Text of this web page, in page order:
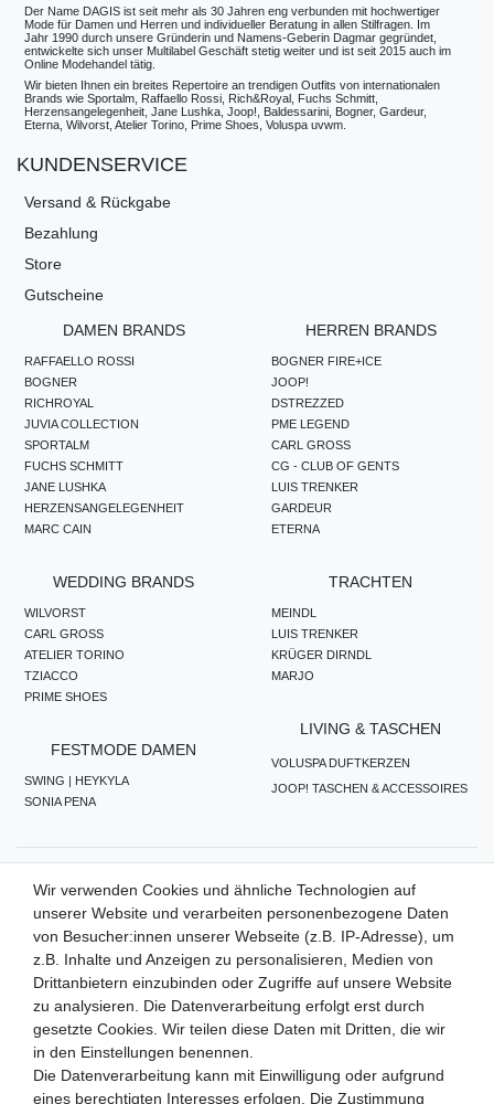
Der Name DAGIS ist seit mehr als 30 Jahren eng verbunden mit hochwertiger
Mode für Damen und Herren und individueller Beratung in allen Stilfragen. Im
Jahr 1990 durch unsere Gründerin und Namens-Geberin Dagmar gegründet,
entwickelte sich unser Multilabel Geschäft stetig weiter und ist seit 2015 auch im
Online Modehandel tätig.
Wir bieten Ihnen ein breites Repertoire an trendigen Outfits von internationalen
Brands wie Sportalm, Raffaello Rossi, Rich&Royal, Fuchs Schmitt,
Herzensangelegenheit, Jane Lushka, Joop!, Baldessarini, Bogner, Gardeur,
Eterna, Wilvorst, Atelier Torino, Prime Shoes, Voluspa uvwm.
KUNDENSERVICE
Versand & Rückgabe
Bezahlung
Store
Gutscheine
DAMEN BRANDS
RAFFAELLO ROSSI
BOGNER
RICHROYAL
JUVIA COLLECTION
SPORTALM
FUCHS SCHMITT
JANE LUSHKA
HERZENSANGELEGENHEIT
MARC CAIN
HERREN BRANDS
BOGNER FIRE+ICE
JOOP!
DSTREZZED
PME LEGEND
CARL GROSS
CG - CLUB OF GENTS
LUIS TRENKER
GARDEUR
ETERNA
WEDDING BRANDS
WILVORST
CARL GROSS
ATELIER TORINO
TZIACCO
PRIME SHOES
FESTMODE DAMEN
SWING | HEYKYLA
SONIA PENA
TRACHTEN
MEINDL
LUIS TRENKER
KRÜGER DIRNDL
MARJO
LIVING & TASCHEN
VOLUSPA DUFTKERZEN
JOOP! TASCHEN & ACCESSOIRES
ZAHLUNGSMETHODEN
WIR VERSENDEN MIT
QUALITÄTSVERSPRECHEN
Wir verwenden Cookies und ähnliche Technologien auf
unserer Website und verarbeiten personenbezogene Daten
von Besucher:innen unserer Webseite (z.B. IP-Adresse), um
z.B. Inhalte und Anzeigen zu personalisieren, Medien von
Drittanbietern einzubinden oder Zugriffe auf unsere Website
zu analysieren. Die Datenverarbeitung erfolgt erst durch
gesetzte Cookies. Wir teilen diese Daten mit Dritten, die wir
in den Einstellungen benennen.
Die Datenverarbeitung kann mit Einwilligung oder aufgrund
eines berechtigten Interesses erfolgen. Die Zustimmung